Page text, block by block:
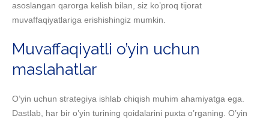
asoslangan qarorga kelish bilan, siz ko’proq tijorat
muvaffaqiyatlariga erishishingiz mumkin.
Muvaffaqiyatli o’yin uchun
maslahatlar
O’yin uchun strategiya ishlab chiqish muhim ahamiyatga ega.
Dastlab, har bir o’yin turining qoidalarini puxta o’rganing. O’yin